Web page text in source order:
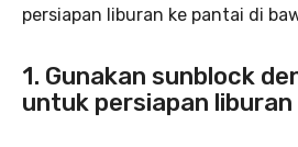
persiapan liburan ke pantai di
1. Gunakan sunblock
untuk persiapan